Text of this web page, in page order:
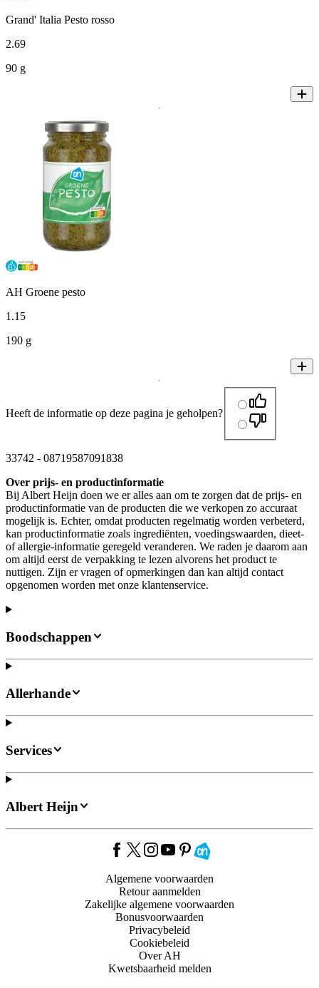
Grand' Italia Pesto rosso
2.69
90 g
AH Groene pesto
1 .15
190 g
Heeft de informatie op deze pagina je geholpen?
33742 - 08719587091838
Over prijs- en productinformatie
Bij Albert Heijn doen we er alles aan om te zorgen dat de prijs- en
productinformatie van de producten die we verkopen zo accuraat
mogelijk is. Echter, omdat producten regelmatig worden verbeterd,
kan productinformatie zoals ingrediënten, voedingswaarden, dieet-
of allergie-informatie geregeld veranderen. We raden je daarom aan
om altijd eerst de verpakking te lezen alvorens het product te
nuttigen. Zijn er vragen of opmerkingen dan kan altijd contact
opgenomen worden met onze klantenservice.
Boodschappen
Allerhande
Services
Albert Heijn
Algemene voorwaarden
Retour aanmelden
Zakelijke algemene voorwaarden
Bonusvoorwaarden
Privacybeleid
Cookiebeleid
Over AH
Kwetsbaarheid melden